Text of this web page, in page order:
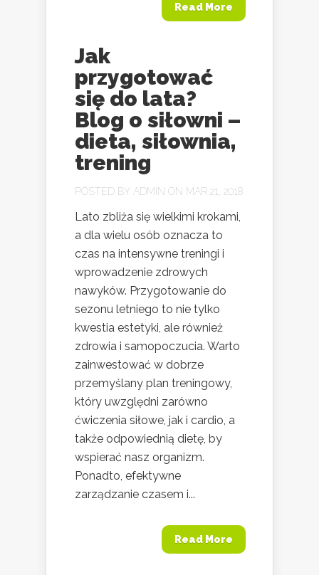
Read More
Jak
przygotować
się do lata?
Blog o siłowni –
dieta, siłownia,
trening
POSTED BY ADMIN ON MAR 21, 2018
Lato zbliża się wielkimi krokami,
a dla wielu osób oznacza to
czas na intensywne treningi i
wprowadzenie zdrowych
nawyków. Przygotowanie do
sezonu letniego to nie tylko
kwestia estetyki, ale również
zdrowia i samopoczucia. Warto
zainwestować w dobrze
przemyślany plan treningowy,
który uwzględni zarówno
ćwiczenia siłowe, jak i cardio, a
także odpowiednią dietę, by
wspierać nasz organizm.
Ponadto, efektywne
zarządzanie czasem i...
Read More